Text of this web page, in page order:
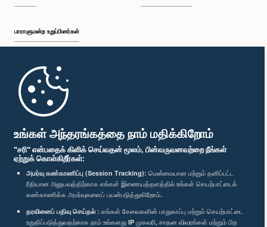
உங்கள் அந்தரங்கத்தை நாம் மதிக்கிறோம்
"சரி" என்பதைக் கிளிக் செய்வதன் மூலம், பின்வருவனவற்றை நீங்கள்
ஏற்றுக் கொள்கிறீர்கள்:
அமர்வு கண்காணிப்பு (Session Tracking): மென்மையான மற்றும் தனிப்பட்ட
ரீதியான அனுபவத்திற்காக எங்கள் இணையத்தளத்தில் உங்கள் செயற்பாட்டைக்
கண்காணிக்க அமர்வுகளைப் பயன்படுத்துகிறோம்.
தரவினைப் பதிவு செய்தல் : எங்கள் சேவைகளின் பாதுகாப்பு மற்றும் செயற்பாட்டை
உறுதிப்படுத்துவதற்காக நாம் உங்களது IP முகவரி, சாதன விவரங்கள் மற்றும் பிற
பி.ப. 1:45 - பி.ப. 2:00
பி.ப. 2:00 - பி.ப. 2:28
பி.ப. 2:28 - பி.ப. 2:36
பாராளுமன்ற உறுப்பினர்கள்
முதற்பக்கம்
பாராளுமன்ற கையடக்க செயலி
எம்மை பின்தொடர்க :
விருதுகள்